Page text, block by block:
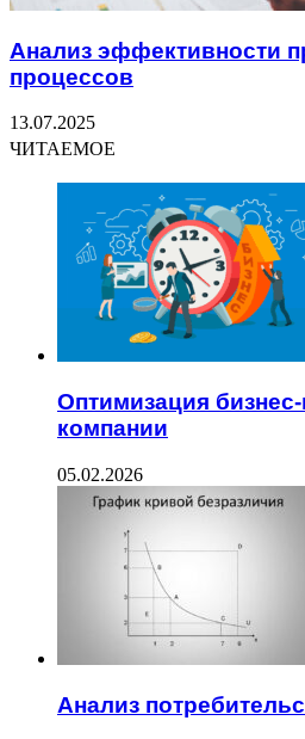
Анализ эффективности
процессов
13.07.2025
ЧИТАЕМОЕ
Оптимизация
компании
05.02.2026
Анализ